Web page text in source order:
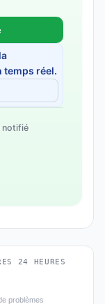
temps réel.
notifié
24 HEURES
problèmes